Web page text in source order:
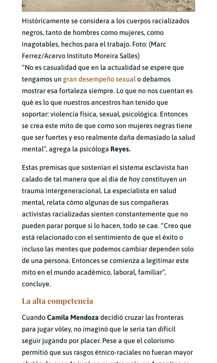
Históricamente se considera a los cuerpos racializados
negros, tanto de hombres como mujeres, como
inagotables, hechos para el trabajo. Foto: (Marc
Ferrez/Acervo Instituto Moreira Salles)
“No es casualidad que en la actualidad se espere que
tengamos un gran desempeño sexualo debamos
mostrar esa fortaleza siempre. Lo que no nos cuentan es
qué es lo que nuestros ancestros han tenido que
soportar: violencia física, sexual, psicológica. Entonces
se crea este mito de que como son mujeres negras tiene
que ser fuertes y eso realmente daña demasiado la salud
mental”, agrega la psicóloga Reyes.
Estas premisas que sostenían el sistema esclavista han
calado de tal manera que al día de hoy constituyen un
trauma intergeneracional. La especialista en salud
mental, relata cómo algunas de sus compañeras
activistas racializadas sienten constantemente que no
pueden parar porque si lo hacen, todo se cae. “Creo que
está relacionado con el sentimiento de que el éxito o
incluso las mentes que podemos cambiar dependen solo
de una persona. Entonces se comienza a legitimar este
mito en el mundo académico, laboral, familiar”,
concluye.
La alta competencia
CuandoCamila Mendoza decidió cruzar las fronteras
para jugar vóley, no imaginó que le sería tan difícil
seguir jugando por placer. Pese a que el colorismo
permitió que sus rasgos étnico-raciales no fueran mayor